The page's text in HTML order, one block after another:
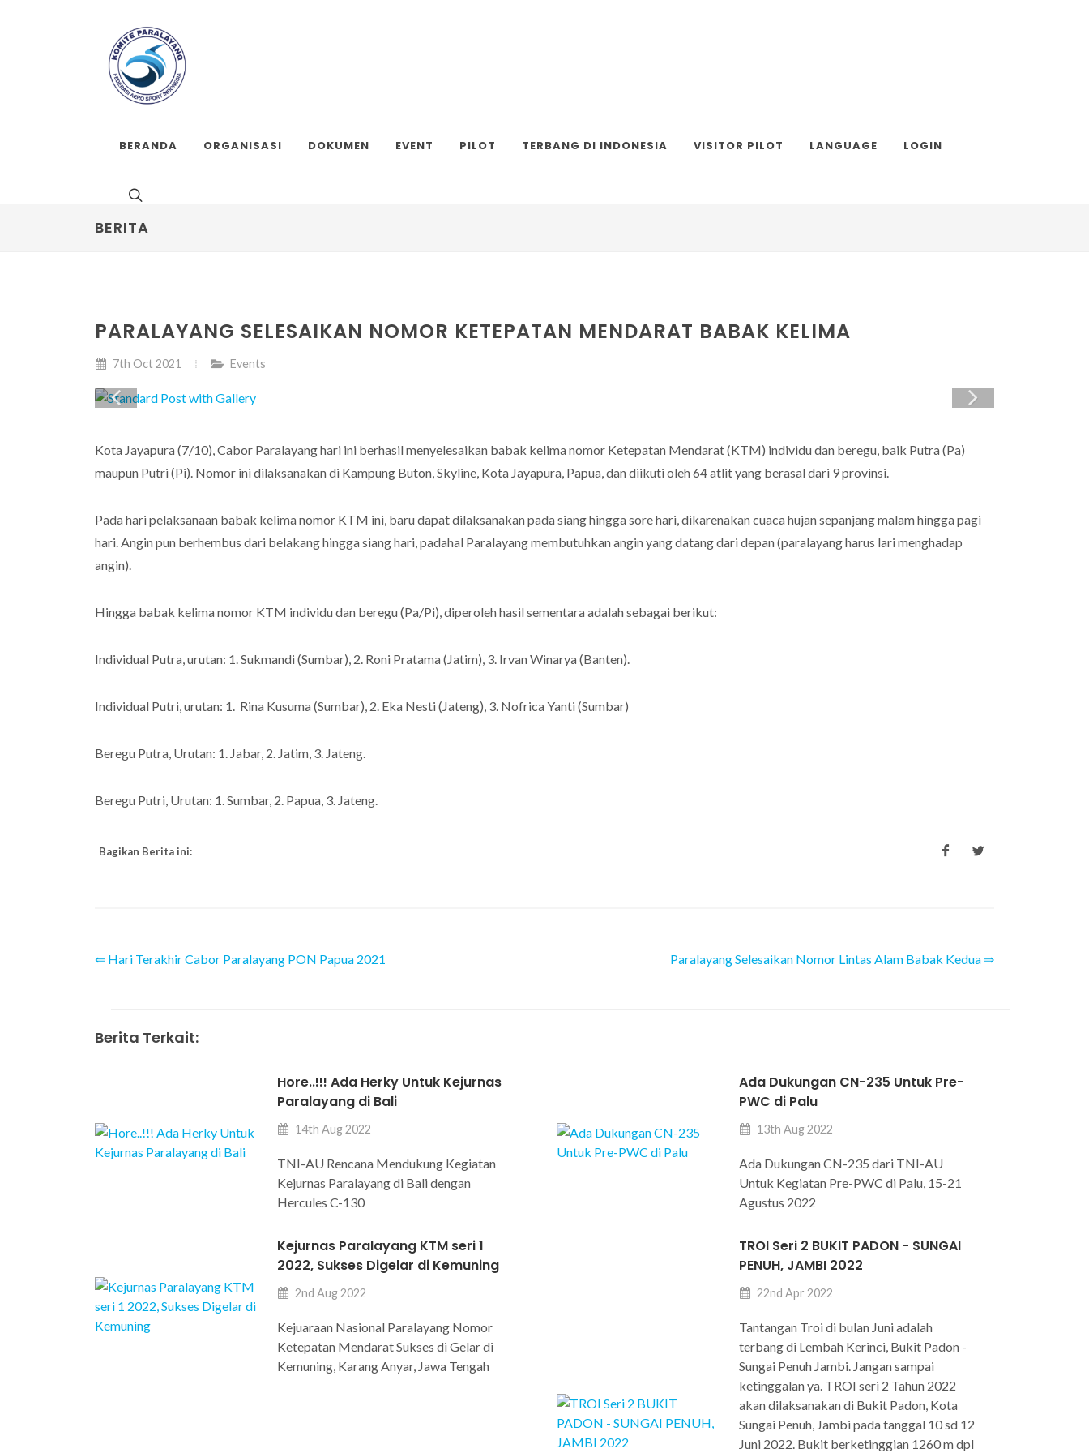
BERANDA ORGANISASI DOKUMEN EVENT PILOT TERBANG DI INDONESIA VISITOR PILOT LANGUAGE LOGIN
BERITA
PARALAYANG SELESAIKAN NOMOR KETEPATAN MENDARAT BABAK KELIMA
7th Oct 2021 Events
Kota Jayapura (7/10), Cabor Paralayang hari ini berhasil menyelesaikan babak kelima nomor Ketepatan Mendarat (KTM) individu dan beregu, baik Putra (Pa)
maupun Putri (Pi). Nomor ini dilaksanakan di Kampung Buton, Skyline, Kota Jayapura, Papua, dan diikuti oleh 64 atlit yang berasal dari 9 provinsi.
Pada hari pelaksanaan babak kelima nomor KTM ini, baru dapat dilaksanakan pada siang hingga sore hari, dikarenakan cuaca hujan sepanjang malam hingga pagi
hari. Angin pun berhembus dari belakang hingga siang hari, padahal Paralayang membutuhkan angin yang datang dari depan (paralayang harus lari menghadap
angin).
Hingga babak kelima nomor KTM individu dan beregu (Pa/Pi), diperoleh hasil sementara adalah sebagai berikut:
Individual Putra, urutan: 1. Sukmandi (Sumbar), 2. Roni Pratama (Jatim), 3. Irvan Winarya (Banten).
Individual Putri, urutan: 1. Rina Kusuma (Sumbar), 2. Eka Nesti (Jateng), 3. Nofrica Yanti (Sumbar)
Beregu Putra, Urutan: 1. Jabar, 2. Jatim, 3. Jateng.
Beregu Putri, Urutan: 1. Sumbar, 2. Papua, 3. Jateng.
Bagikan Berita ini:
⇐ Hari Terakhir Cabor Paralayang PON Papua 2021 Paralayang Selesaikan Nomor Lintas Alam Babak Kedua ⇒
Berita Terkait:
Hore..!!! Ada Herky Untuk Kejurnas
Paralayang di Bali
14th Aug 2022
TNI-AU Rencana Mendukung Kegiatan
Kejurnas Paralayang di Bali dengan
Hercules C-130
Ada Dukungan CN-235 Untuk Pre-
PWC di Palu
13th Aug 2022
Ada Dukungan CN-235 dari TNI-AU
Untuk Kegiatan Pre-PWC di Palu, 15-21
Agustus 2022
Kejurnas Paralayang KTM seri 1
2022, Sukses Digelar di Kemuning
2nd Aug 2022
Kejuaraan Nasional Paralayang Nomor
Ketepatan Mendarat Sukses di Gelar di
Kemuning, Karang Anyar, Jawa Tengah
TROI Seri 2 BUKIT PADON - SUNGAI
PENUH, JAMBI 2022
22nd Apr 2022
Tantangan Troi di bulan Juni adalah
terbang di Lembah Kerinci, Bukit Padon -
Sungai Penuh Jambi. Jangan sampai
ketinggalan ya. TROI seri 2 Tahun 2022
akan dilaksanakan di Bukit Padon, Kota
Sungai Penuh, Jambi pada tanggal 10 sd 12
Juni 2022. Bukit berketinggian 1260 m dpl